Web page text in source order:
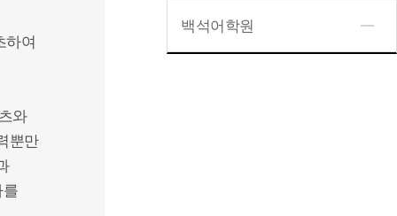
백석어학원
하여
와
뿐만
를